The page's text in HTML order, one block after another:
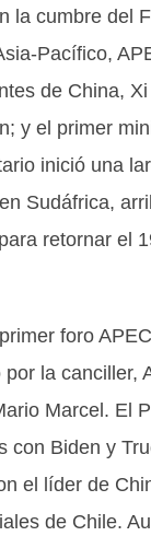
la cumbre del
Pacífico,
de China,
y el primer
inició una
Sudáfrica,
retornar el
foro
la canciller,
Marcel. El
con Biden y
el líder de
de Chile.